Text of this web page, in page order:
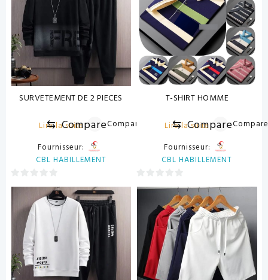
SURVETEMENT DE 2 PIECES
Lire la suite
⇆ CompareCompare
Fournisseur:
CBL HABILLEMENT
0
T-SHIRT HOMME
Lire la suite
⇆ Compare
Fournisseur:
CBL HABILLEMENT
0